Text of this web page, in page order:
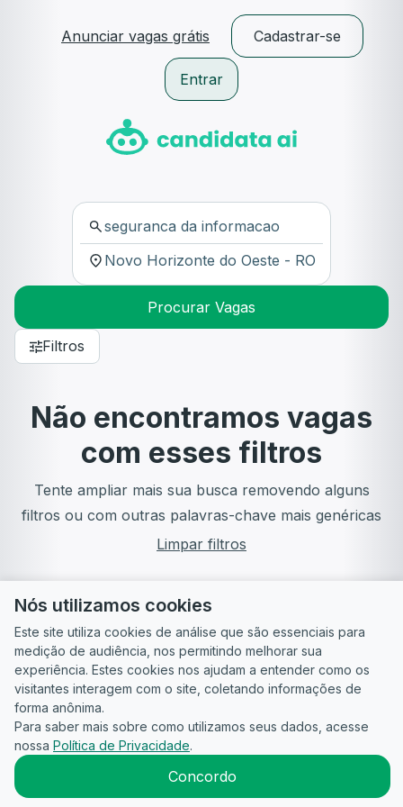
Anunciar vagas grátis Cadastrar-se
Entrar
Procurar Vagas
Filtros
Não encontramos vagas
com esses filtros
Tente ampliar mais sua busca removendo alguns
filtros ou com outras palavras-chave mais genéricas
Limpar filtros
Guia do
Candidato
Para
empresas
Política de
Privacidade
Termos
2026CandidataAI
Nós utilizamos cookies
Este site utiliza cookies de análise que são essenciais para
medição de audiência, nos permitindo melhorar sua
experiência. Estes cookies nos ajudam a entender como os
visitantes interagem com o site, coletando informações de
forma anônima.
Para saber mais sobre como utilizamos seus dados, acesse
nossa Política de Privacidade.
Concordo